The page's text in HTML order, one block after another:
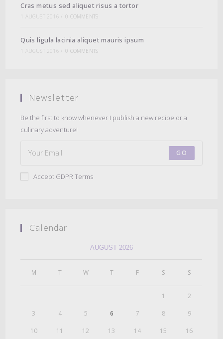
Cras metus sed aliquet risus a tortor
1 AUGUST 2016 0 COMMENTS
Quis ligula lacinia aliquet mauris ipsum
1 AUGUST 2016 0 COMMENTS
Newsletter
Be the first to know whenever I publish a new recipe or a
culinary adventure!
GO
Accept GDPR Terms
Calendar
AUGUST 2026
M T W T F S S
1 2
3 4 5 6 7 8 9
10 11 12 13 14 15 16